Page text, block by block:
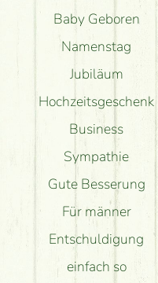
Baby Geboren
Namenstag
Jubiläum
Hochzeitsgeschenk
Business
Sympathie
Gute Besserung
Für männer
Entschuldigung
einfach so